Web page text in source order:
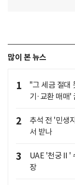
많이 본 뉴스
1
"그 세금 절대
기·교환 매매'
2
추석 전 '민생
서 받나
3
UAE '천궁Ⅱ'
장